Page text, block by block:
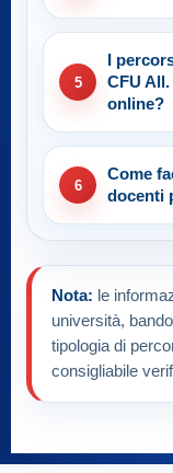
5
I
CFU
online?
6
Come
docenti
Nota: le
università,
tipologia di
consigliabile